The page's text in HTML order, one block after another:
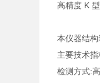
高精度 K
本仪器结
主要技术指
检测方式: